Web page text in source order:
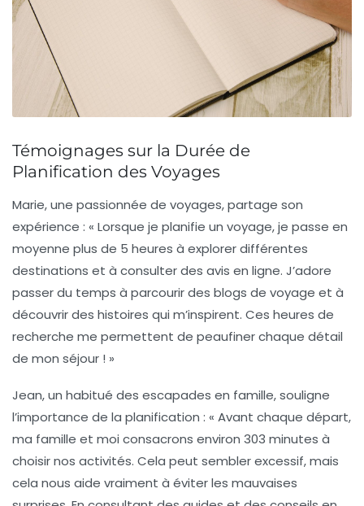
Témoignages sur la Durée de
Planification des Voyages
Marie, une passionnée de voyages, partage son
expérience : « Lorsque je planifie un voyage, je passe en
moyenne plus de 5 heures à explorer différentes
destinations et à consulter des avis en ligne. J’adore
passer du temps à parcourir des blogs de voyage et à
découvrir des histoires qui m’inspirent. Ces heures de
recherche me permettent de peaufiner chaque détail
de mon séjour ! »
Jean, un habitué des escapades en famille, souligne
l’importance de la planification : « Avant chaque départ,
ma famille et moi consacrons environ 303 minutes à
choisir nos activités. Cela peut sembler excessif, mais
cela nous aide vraiment à éviter les mauvaises